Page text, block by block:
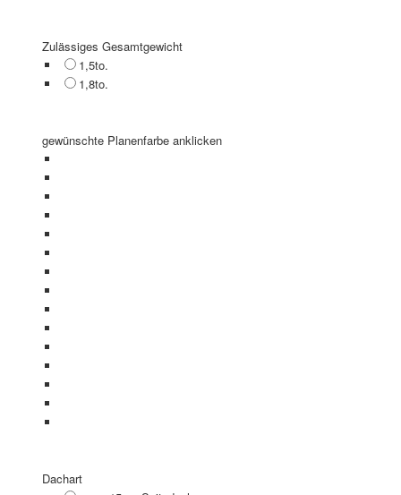
Zulässiges Gesamtgewicht
1,5to.
1,8to.
gewünschte Planenfarbe anklicken
Dachart